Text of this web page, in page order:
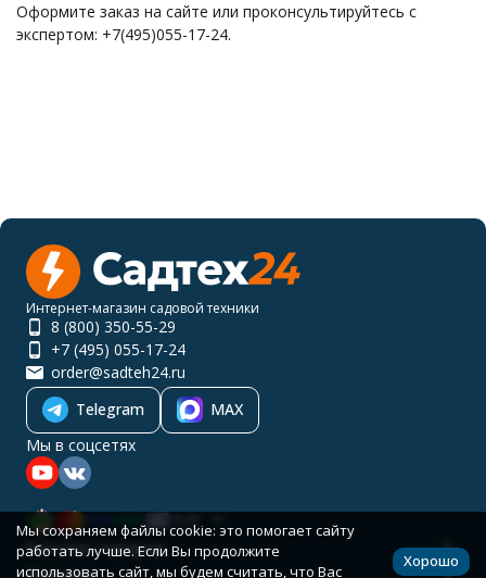
Оформите заказ на сайте или проконсультируйтесь с
экспертом: +7(495)055-17-24.
Интернет-магазин садовой техники
8 (800) 350-55-29
+7 (495) 055-17-24
order@sadteh24.ru
Telegram
MAX
Мы в соцсетях
Каталог товаров
Мы сохраняем файлы cookie: это помогает сайту
работать лучше. Если Вы продолжите
использовать сайт, мы будем считать, что Вас
Хорошо